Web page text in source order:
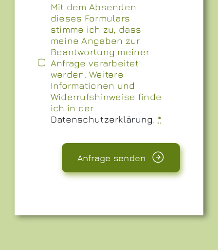
Mit dem Absenden
dieses Formulars
stimme ich zu, dass
meine Angaben zur
Beantwortung meiner
Anfrage verarbeitet
werden. Weitere
Informationen und
Widerrufshinweise finde
ich in der
Datenschutzerklärung. *
Anfrage senden